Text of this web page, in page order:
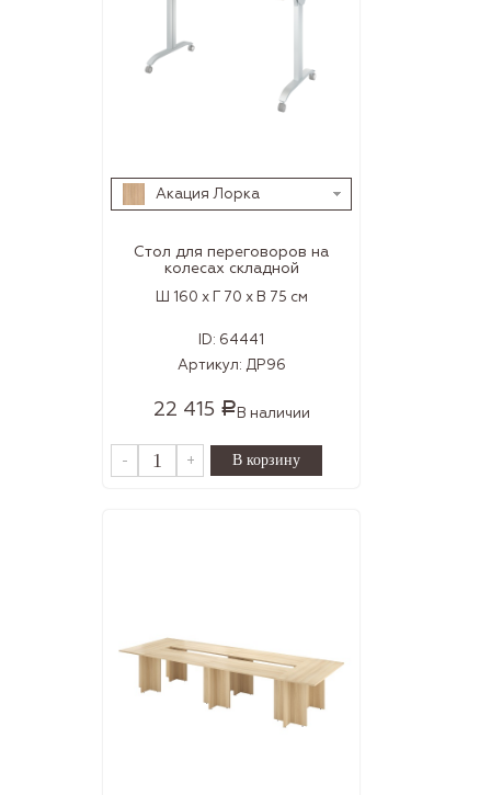
Акация Лорка
Стол для переговоров на
колесах складной
Ш 160 x Г 70 x В 75 см
ID: 64441
Артикул: ДР96
22 415 РВ наличии
- +